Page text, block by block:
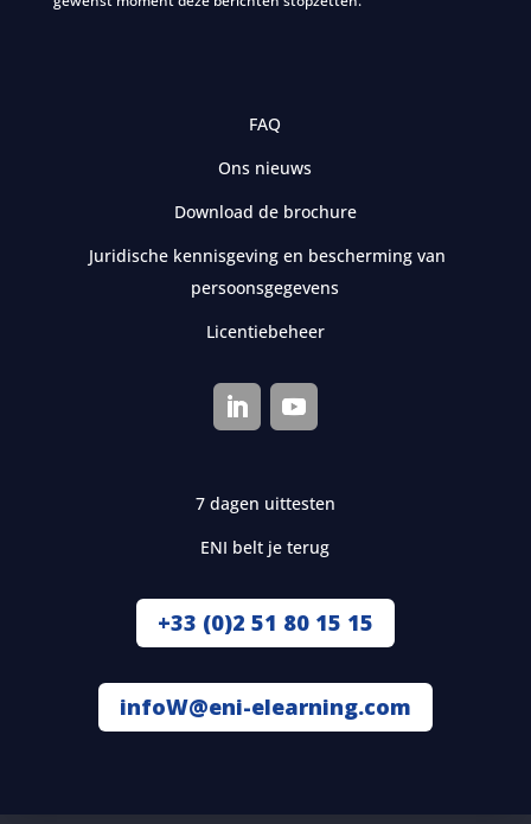
FAQ
Ons nieuws
Download de brochure
Juridische kennisgeving en bescherming van
persoonsgegevens
Licentiebeheer
7 dagen uittesten
ENI belt je terug
+33 (0)2 51 80 15 15
infoW@eni-elearning.com